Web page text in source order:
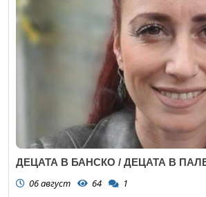
ДЕЦАТА В БАНСКО / ДЕЦАТА В
06 август 64 1